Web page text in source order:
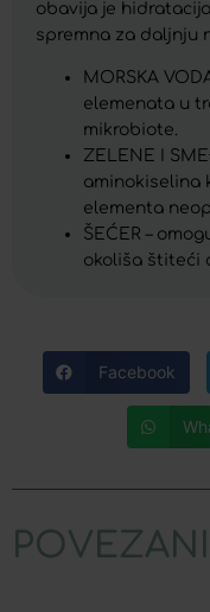
obavija je
spremna za daljnju
MORSKA
elemenata u
mikrobiote.
ZELENE I
aminokiselina
elementa
ŠEĆER –
okoliša štiteći
Facebook